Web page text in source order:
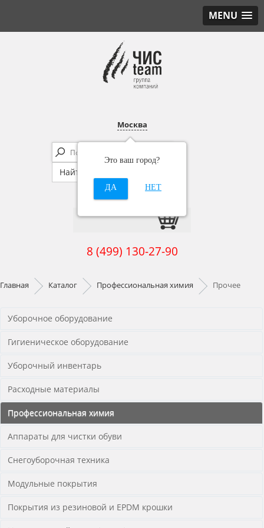
MENU
Москва
Это ваш город?
ДА НЕТ
8 (499) 130-27-90
Главная Каталог Профессиональная химия Прочее
Уборочное оборудование
Гигиеническое оборудование
Уборочный инвентарь
Расходные материалы
Профессиональная химия
Аппараты для чистки обуви
Снегоуборочная техника
Модульные покрытия
Покрытия из резиновой и EPDM крошки